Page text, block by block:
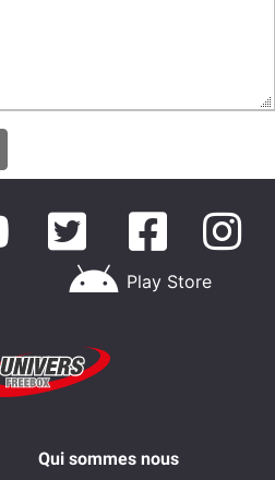
Play Store
Qui sommes nous